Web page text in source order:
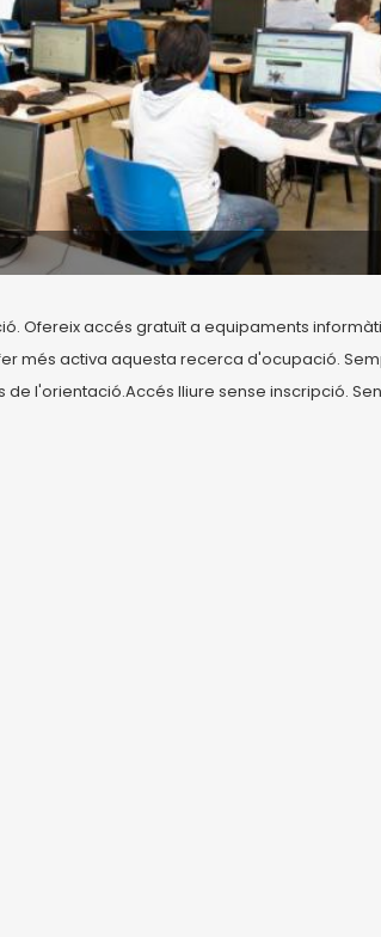
Ofereix accés gratuït a equipaments
més activa aquesta recerca d'ocupació.
l'orientació.Accés lliure sense inscripció.